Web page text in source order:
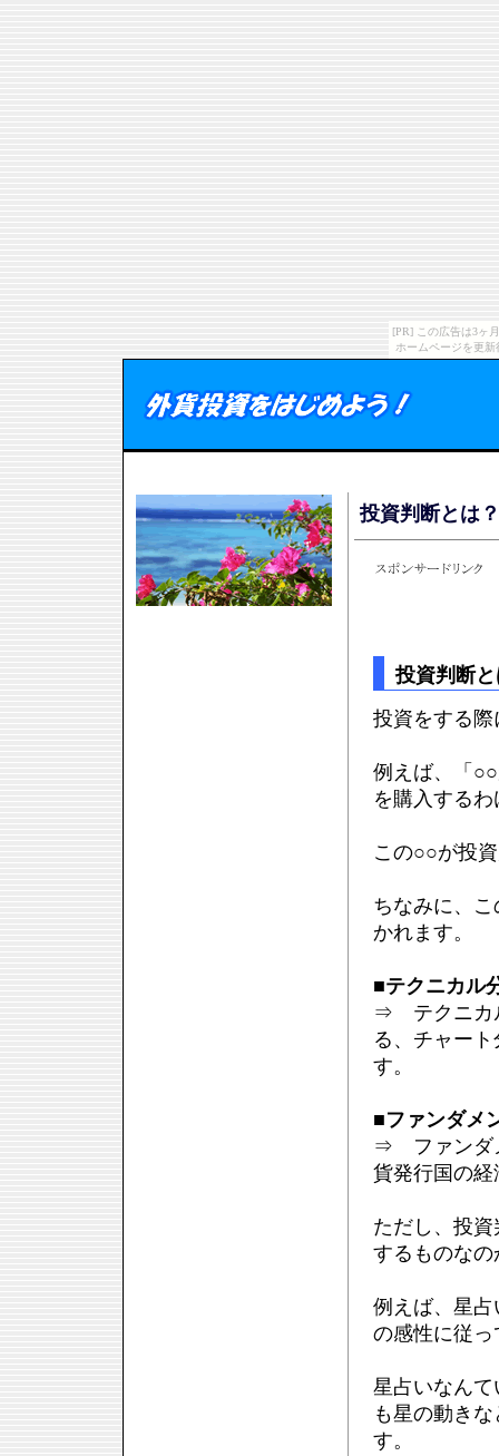
[PR] この広告は3ヶ
ホームページを更
投資判断とは？
投資判断
投資をする
例えば、「
を購入する
この○○が投
ちなみに、
かれます。
■テクニカル
⇒ テクニカ
る、チャー
す。
■ファンダメ
⇒ ファンダ
貨発行国の
ただし、投
するものな
例えば、星
の感性に従
星占いなん
も星の動き
す。